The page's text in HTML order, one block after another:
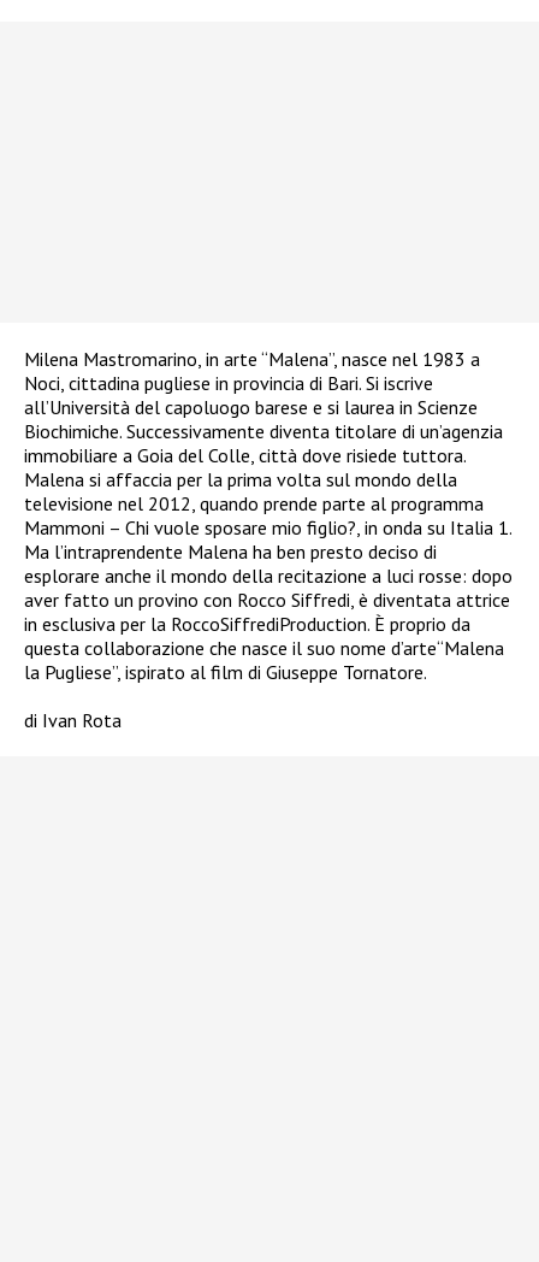
Milena Mastromarino, in arte “Malena”, nasce nel 1983 a
Noci, cittadina pugliese in provincia di Bari. Si iscrive
all’Università del capoluogo barese e si laurea in Scienze
Biochimiche. Successivamente diventa titolare di un’agenzia
immobiliare a Goia del Colle, città dove risiede tuttora.
Malena si affaccia per la prima volta sul mondo della
televisione nel 2012, quando prende parte al programma
Mammoni – Chi vuole sposare mio figlio?, in onda su Italia 1.
Ma l’intraprendente Malena ha ben presto deciso di
esplorare anche il mondo della recitazione a luci rosse: dopo
aver fatto un provino con Rocco Siffredi, è diventata attrice
in esclusiva per la RoccoSiffrediProduction. È proprio da
questa collaborazione che nasce il suo nome d’arte“Malena
la Pugliese”, ispirato al film di Giuseppe Tornatore.
di Ivan Rota